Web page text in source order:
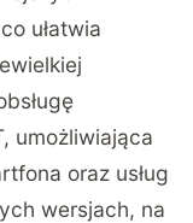
ułatwia
umożliwiająca
oraz usług
wersjach, na